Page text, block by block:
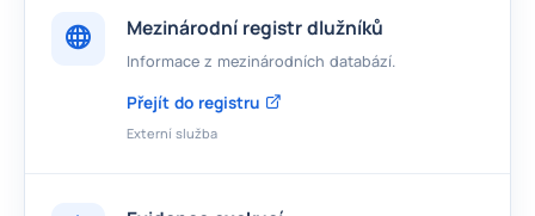
Mezinárodní registr dlužníků
Informace z mezinárodních databází.
Přejít do registru
Externí služba